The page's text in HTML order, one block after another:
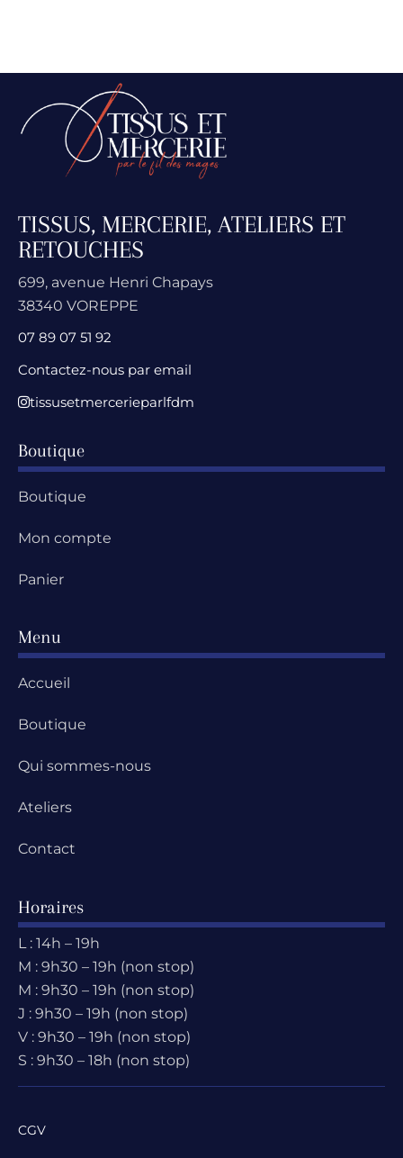
TISSUS, MERCERIE, ATELIERS ET
RETOUCHES
699, avenue Henri Chapays
38340 VOREPPE
07 89 07 51 92
Contactez-nous par email
tissusetmercerieparlfdm
Boutique
Boutique
Mon compte
Panier
Menu
Accueil
Boutique
Qui sommes-nous
Ateliers
Contact
Horaires
L : 14h – 19h
M : 9h30 – 19h (non stop)
M : 9h30 – 19h (non stop)
J : 9h30 – 19h (non stop)
V : 9h30 – 19h (non stop)
S : 9h30 – 18h (non stop)
CGV